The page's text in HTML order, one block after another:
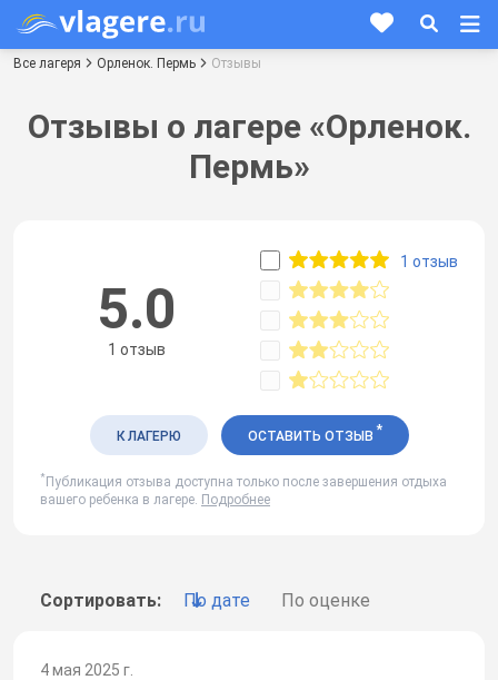
Все лагеря Орленок. Пермь Отзывы
Отзывы о лагере «Орленок.
Пермь»
Сортировать: По дате По оценке
4 мая 2025 г.
5.0
1 отзыв
1 отзыв
К ЛАГЕРЮ ОСТАВИТЬ ОТЗЫВ *
* Публикация отзыва доступна только после завершения отдыха
вашего ребенка в лагере. Подробнее